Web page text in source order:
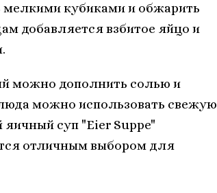
мелкими кубиками и обжарить
добавляется взбитое яйцо и
можно дополнить солью и
можно использовать свежую
яичный суп "Eier Suppe"
отличным выбором для